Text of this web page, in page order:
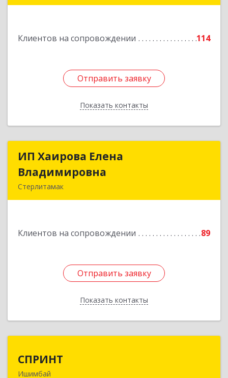
Клиентов на сопровождении 114
Отправить заявку
Показать контакты
Отправить заявку
Назад
ИП Хаирова Елена
Владимировна
Стерлитамак
Клиентов на сопровождении 89
Отправить заявку
Показать контакты
ИП Хаирова Елена
Отправить заявку
Назад
СПРИНТ
Ишимбай
453201, Башкортостан Респ, Ишимбайский р-н,